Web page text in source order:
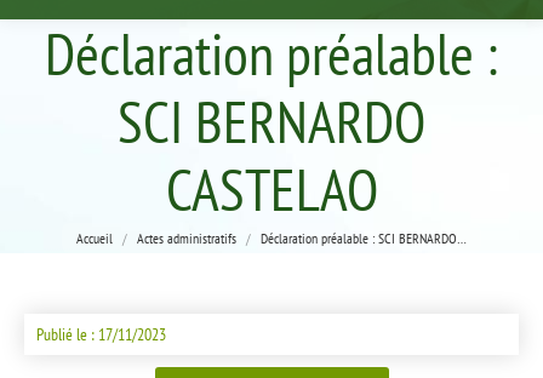
Déclaration préalable :
SCI BERNARDO
CASTELAO
Vous êtes ici :
Accueil Actes administratifs Déclaration préalable : SCI BERNARDO…
Publié le : 17/11/2023